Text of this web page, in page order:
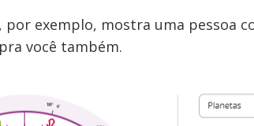
por exemplo, mostra uma pessoa
você também.